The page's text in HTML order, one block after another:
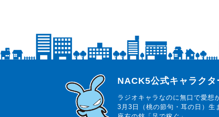
らじっと君
NACK5公式キャラクタ
ラジオキャラなのに無口で愛想
3月3日（桃の節句・耳の日）生